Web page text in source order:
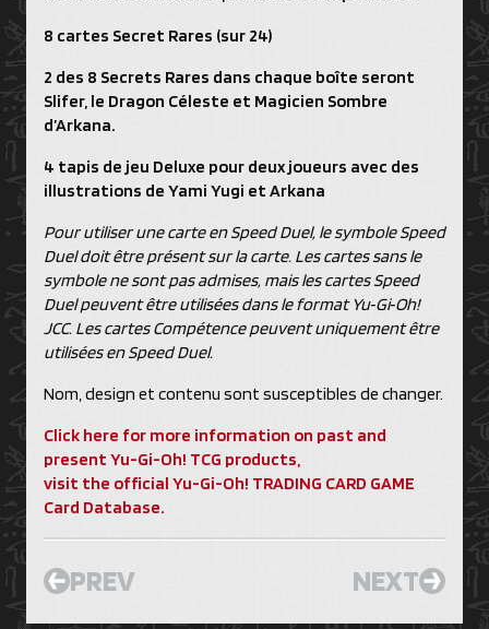
8 cartes Secret Rares (sur 24)
2 des 8 Secrets Rares dans chaque boîte seront
Slifer, le Dragon Céleste et Magicien Sombre
d’Arkana.
4 tapis de jeu Deluxe pour deux joueurs avec des
illustrations de Yami Yugi et Arkana
Pour utiliser une carte en Speed Duel, le symbole Speed
Duel doit être présent sur la carte. Les cartes sans le
symbole ne sont pas admises, mais les cartes Speed
Duel peuvent être utilisées dans le format Yu‑Gi‑Oh!
JCC. Les cartes Compétence peuvent uniquement être
utilisées en Speed Duel.
Nom, design et contenu sont susceptibles de changer.
Click here for more information on past and
present Yu-Gi-Oh! TCG products,
visit the official Yu-Gi-Oh! TRADING CARD GAME
Card Database.
PREV NEXT